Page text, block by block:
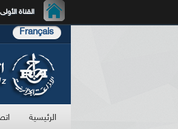
القناة الأولى
Français
الرئيسية